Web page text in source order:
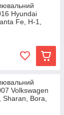
Hyundai
Fe, H-1,
Volkswagen
Bora,